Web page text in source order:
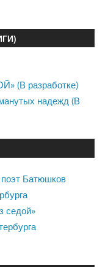
(В разработке)
надежд (В
Батюшков
седой»